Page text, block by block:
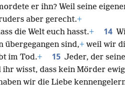
er ihn? Weil seine
aber gerecht.+
die Welt euch hasst.+ 14
übergegangen sind,+ weil wir
im Tod.+ 15 Jeder, der
ihr wisst, dass kein Mörder
wir die Liebe